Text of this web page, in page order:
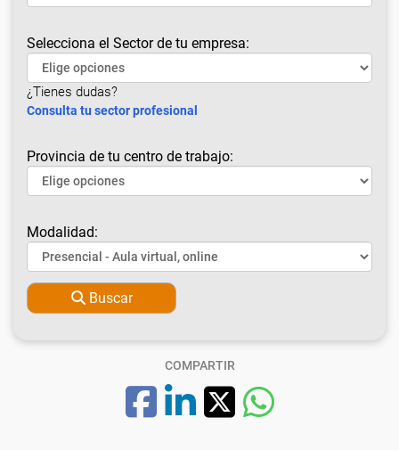
Selecciona el Sector de tu empresa:
¿Tienes dudas?
Consulta tu sector profesional
Provincia de tu centro de trabajo:
Modalidad:
Buscar
COMPARTIR